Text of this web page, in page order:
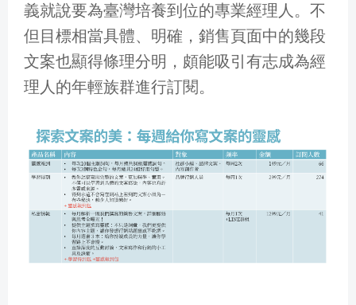
義就說要為臺灣培養到位的專業經理人。不
但目標相當具體、明確，銷售頁面中的幾段
文案也顯得條理分明，頗能吸引有志成為經
理人的年輕族群進行訂閱。